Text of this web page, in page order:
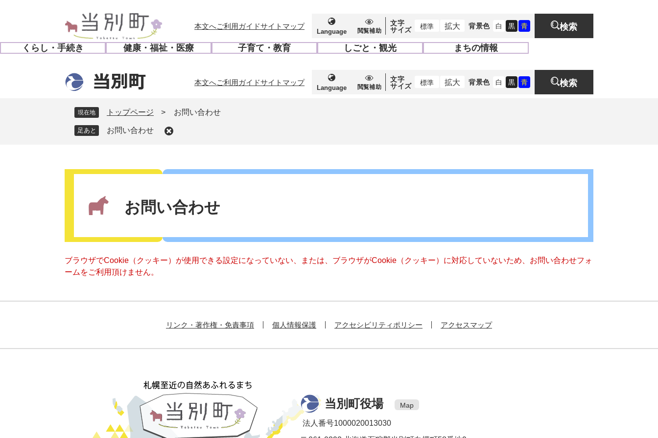
の
先
ー
を
本文へご利用ガイドサイトマップ
Language 閲覧補助
文字
サイズ
標準 拡大 背景色 白 黒 青 検索
くらし・手続き
開
健康・福祉・医療
開
子育て・教育
開
しごと・観光
開
まちの情報
開
本文へご利用ガイドサイトマップ
Language 閲覧補助
文字
サイズ
標準 拡大 背景色 白 黒 青 検索
現在地 トップページ > お問い合わせ
お問い合わせ
お問い合わせ
ブラウザでCookie（クッキー）が使用できる設定になっていない、または、ブラウザがCookie（クッキー）に対応していないため、お問い合わせフォ
ームをご利用頂けません。
リンク・著作権・免責事項 個人情報保護 アクセシビリティポリシー アクセスマップ
当別町役場 Map
法人番号1000020013030